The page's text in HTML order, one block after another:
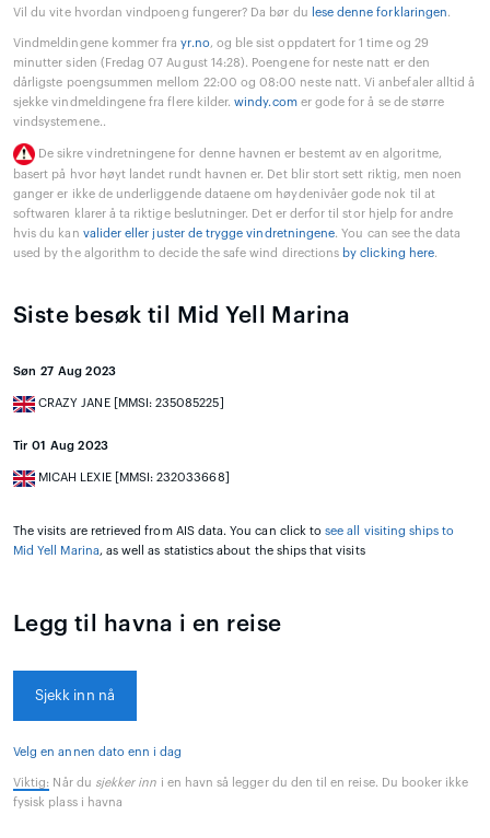
Vil du vite hvordan vindpoeng fungerer? Da bør du lese denne forklaringen.
Vindmeldingene kommer frayr.no, og ble sist oppdatert for 1 time og 29
minutter siden (Fredag 07 August 14:28). Poengene for neste natt er den
dårligste poengsummen mellom 22:00 og 08:00 neste natt. Vi anbefaler alltid å
sjekke vindmeldingene fra flere kilder.windy.comer gode for å se de større
vindsystemene..
De sikre vindretningene for denne havnen er bestemt av en algoritme,
basert på hvor høyt landet rundt havnen er. Det blir stort sett riktig, men noen
ganger er ikke de underliggende dataene om høydenivåer gode nok til at
softwaren klarer å ta riktige beslutninger. Det er derfor til stor hjelp for andre
hvis du kan valider eller juster de trygge vindretningene. You can see the data
used by the algorithm to decide the safe wind directions by clicking here.
Siste besøk til Mid Yell Marina
Søn 27 Aug 2023
CRAZY JANE [MMSI: 235085225]
Tir 01 Aug 2023
MICAH LEXIE [MMSI: 232033668]
The visits are retrieved from AIS data. You can click tosee all visiting ships to
Mid Yell Marina, as well as statistics about the ships that visits
Legg til havna i en reise
Sjekk inn nå
Velg en annen dato enn i dag
Viktig: Når du sjekker inn i en havn så legger du den til en reise. Du booker ikke
fysisk plass i havna